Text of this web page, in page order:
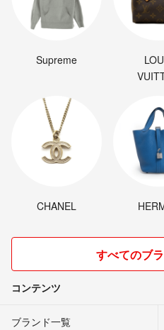
Supreme
CHANEL
すべてのブ
コンテンツ
ブランド一覧